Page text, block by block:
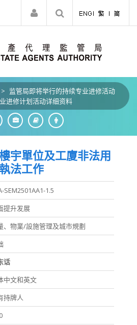
> 监管局即将举行的持续专业进修活动
进修计划活动详细资料
宇單位及工廈非法用
法工作
SEM2501AA1-1.5
提升发展
、物業/設施管理及城市規劃
话
中文和英文
持牌人